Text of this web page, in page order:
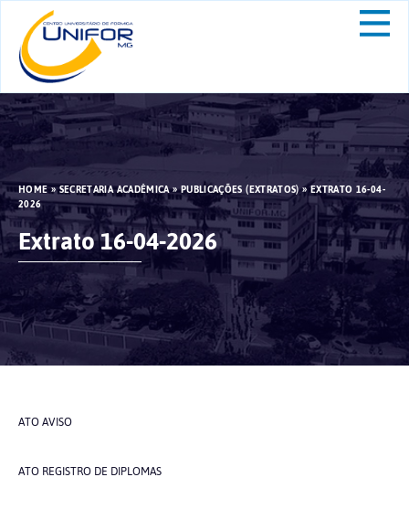
HOME»SECRETARIA ACADÊMICA»PUBLICAÇÕES (EXTRATOS)»EXTRATO 16-04-
2026
Extrato 16-04-2026
ATO AVISO
ATO REGISTRO DE DIPLOMAS